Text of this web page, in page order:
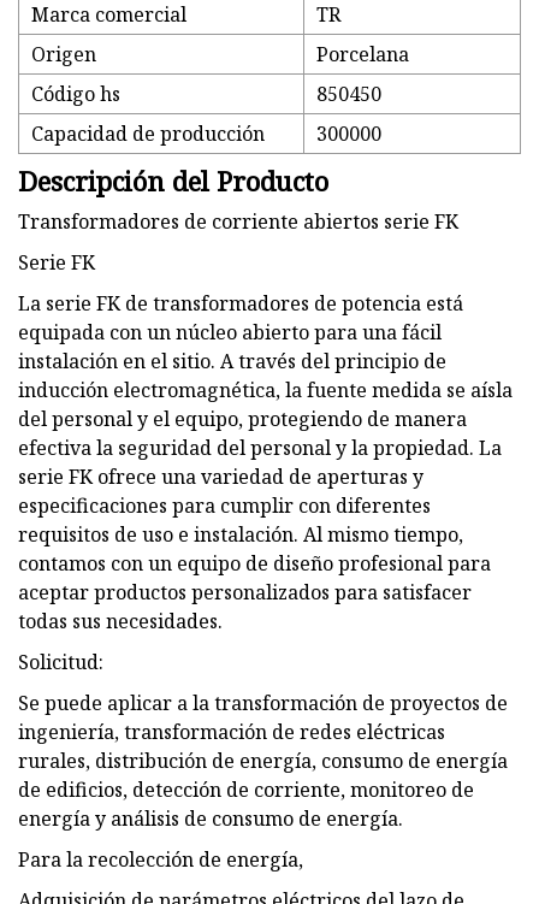
Marca comercial
TR
Origen
Porcelana
Código hs
850450
Capacidad de producción
300000
Descripción del Producto
Transformadores de corriente abiertos serie FK
Serie FK
La serie FK de transformadores de potencia está
equipada con un núcleo abierto para una fácil
instalación en el sitio. A través del principio de
inducción electromagnética, la fuente medida se aísla
del personal y el equipo, protegiendo de manera
efectiva la seguridad del personal y la propiedad. La
serie FK ofrece una variedad de aperturas y
especificaciones para cumplir con diferentes
requisitos de uso e instalación. Al mismo tiempo,
contamos con un equipo de diseño profesional para
aceptar productos personalizados para satisfacer
todas sus necesidades.
Solicitud:
Se puede aplicar a la transformación de proyectos de
ingeniería, transformación de redes eléctricas
rurales, distribución de energía, consumo de energía
de edificios, detección de corriente, monitoreo de
energía y análisis de consumo de energía.
Para la recolección de energía,